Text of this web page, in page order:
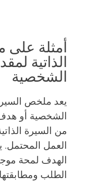
أمثلة
الذاتية
الشخصية
يعد ملخص
الشخصية أو هدف
من السيرة
العمل
الهدف لمحة
الطلب